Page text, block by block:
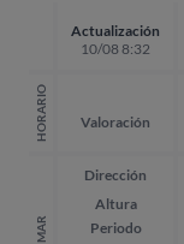
Actualización
10/08 8:32
HORARIO Valoración
MAR
Dirección
Altura
Periodo